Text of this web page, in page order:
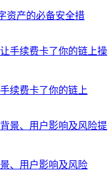
资产的必备安全措
续费卡了你的链上
、用户影响及风险